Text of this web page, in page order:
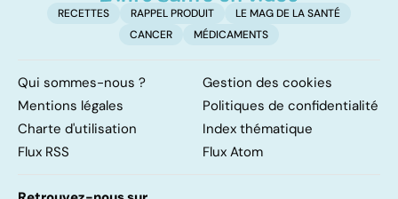
RECETTES RAPPEL PRODUIT
LE MAG DE LA SANTÉ
CANCER
MÉDICAMENTS
Qui sommes-nous ?
Gestion des cookies
Mentions légales
Politiques de confidentialité
Charte d'utilisation
Index thématique
Flux RSS
Flux Atom